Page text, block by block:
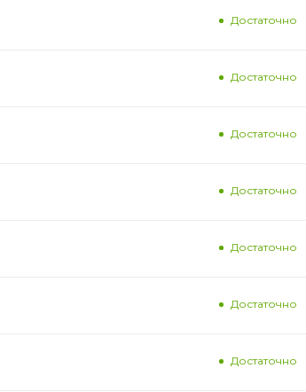
Достаточно
Достаточно
Достаточно
Достаточно
Достаточно
Достаточно
Достаточно